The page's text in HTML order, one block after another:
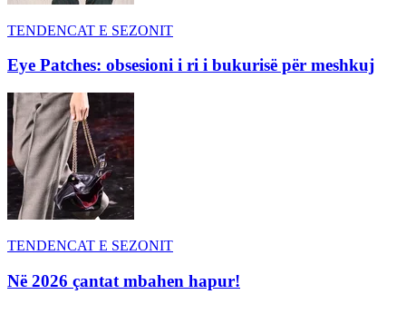
TENDENCAT E SEZONIT
Eye Patches: obsesioni i ri i bukurisë për meshkuj
TENDENCAT E SEZONIT
Në 2026 çantat mbahen hapur!